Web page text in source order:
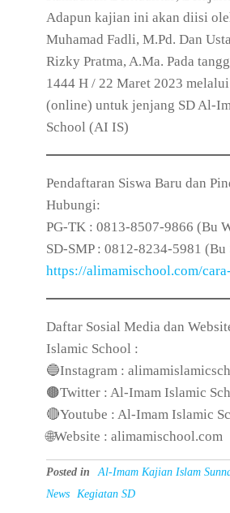
Adapun kajian ini akan diisi
Muhamad Fadli, M.Pd. Dan
Rizky Pratma, A.Ma. Pada
1444 H / 22 Maret 2023
(online) untuk jenjang SD Al-
School (AI IS)
Pendaftaran Siswa Baru dan
Hubungi:
PG-TK : 0813-8507-9866 (Bu
SD-SMP : 0812-8234-5981 (Bu
https://alimamischool.com/
Daftar Sosial Media dan
Islamic School :
🔵Instagram :
🟤Twitter : Al-Imam Islamic
🔴Youtube : Al-Imam Islamic
🌐Website : alimamischool.com
Posted in Al-Imam Kajian Islam
News
Kegiatan SD